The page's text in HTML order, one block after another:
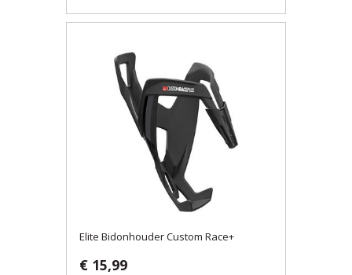
Elite Bidonhouder Custom Race+
€ 15,99